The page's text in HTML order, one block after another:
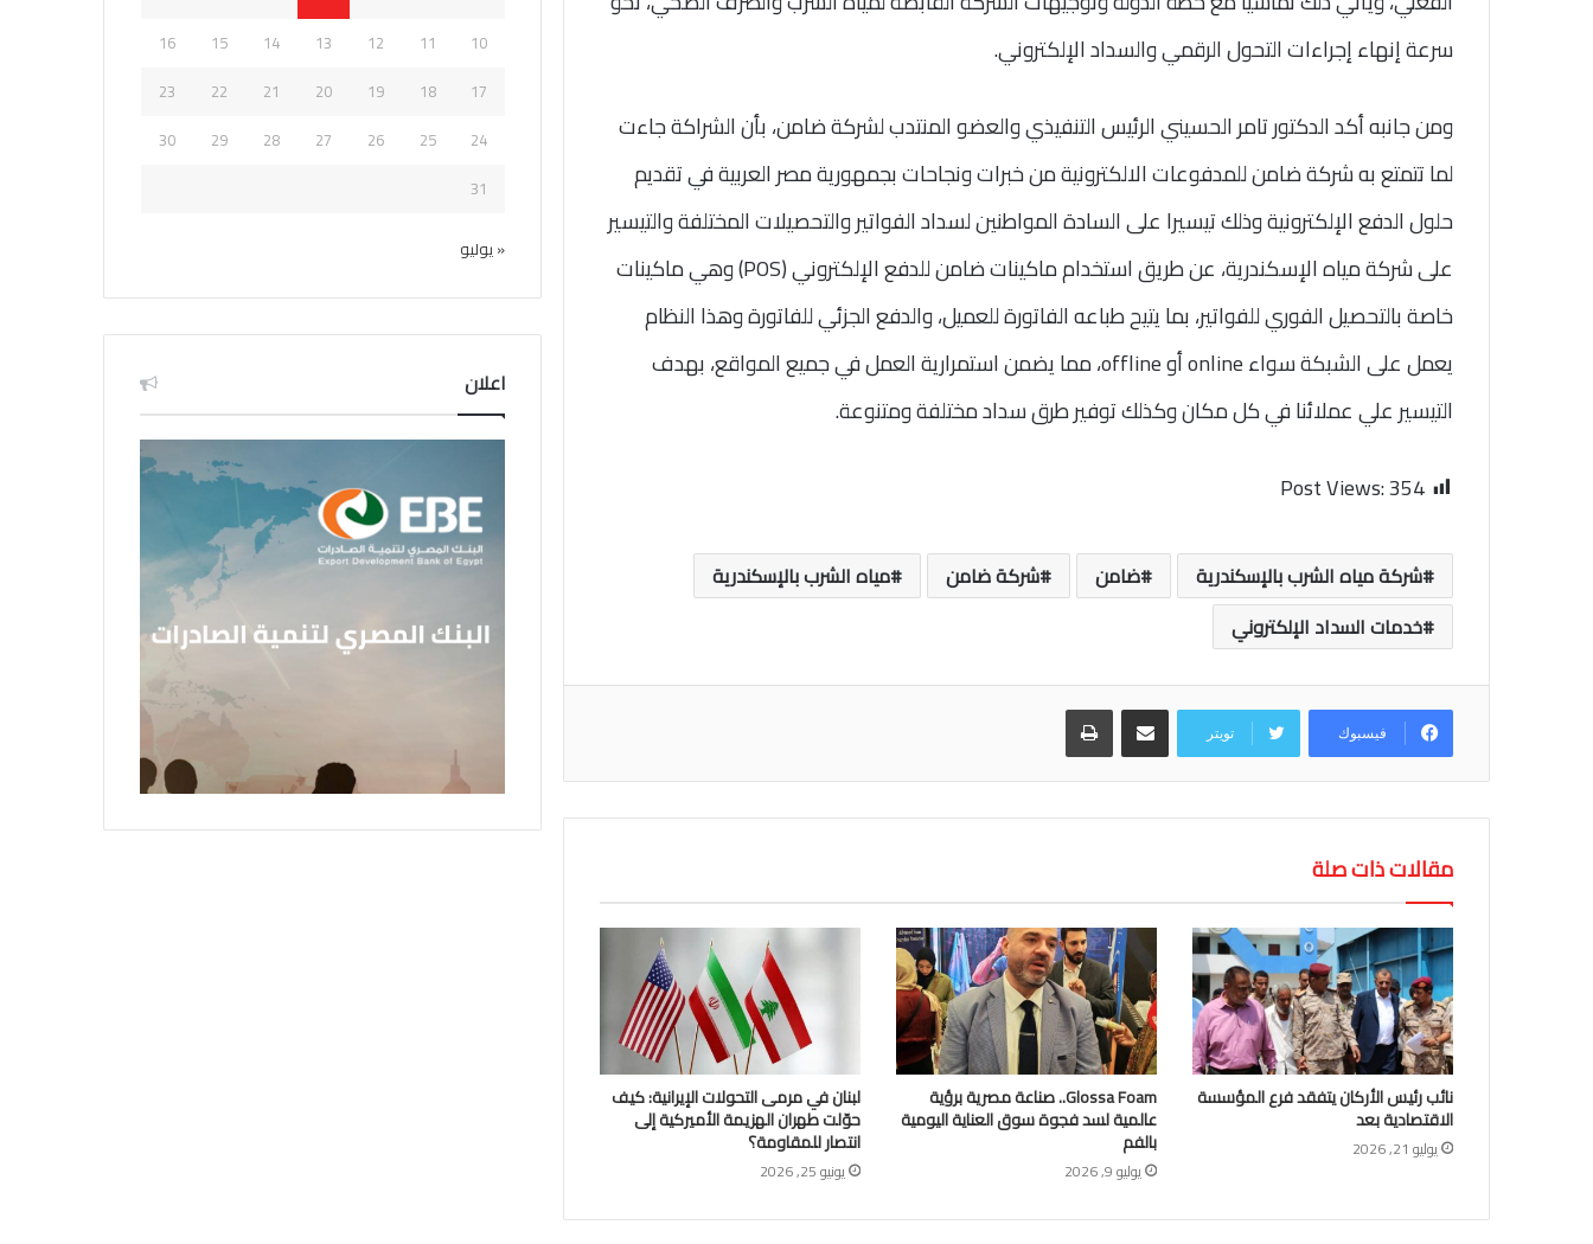
سرعة إنهاء إجراءات التحول الرقمي والسداد الإلكتروني.
ومن جانبه أكد الدكتور تامر الحسيني الرئيس التنفيذي والعضو المنتدب لشركة ضامن، بأن الشراكة جاءت
لما تتمتع به شركة ضامن للمدفوعات الالكترونية من خبرات ونجاحات بجمهورية مصر العربية في تقديم
حلول الدفع الإلكترونية وذلك تيسيرا على السادة المواطنين لسداد الفواتير والتحصيلات المختلفة والتيسير
على شركة مياه الإسكندرية، عن طريق استخدام ماكينات ضامن للدفع الإلكتروني (POS) وهي ماكينات
خاصة بالتحصيل الفوري للفواتير، بما يتيح طباعه الفاتورة للعميل، والدفع الجزئي للفاتورة وهذا النظام
يعمل على الشبكة سواء online أو offline، مما يضمن استمرارية العمل في جميع المواقع، بهدف
التيسير علي عملائنا في كل مكان وكذلك توفير طرق سداد مختلفة ومتنوعة.
Post Views:354
شركة مياه الشرب بالإسكندرية ضامن شركة ضامن
مياه الشرب بالإسكندرية
خدمات السداد الإلكتروني
فيسبوك تويتر
مقالات ذات صلة
نائب رئيس الأركان يتفقد فرع المؤسسة
الاقتصادية بعد
يوليو 21, 2026
Glossa Foam.. صناعة مصرية برؤية
عالمية لسد فجوة سوق العناية اليومية
بالفم
يوليو 9, 2026
لبنان في مرمى التحولات الإيرانية: كيف
حوّلت طهران الهزيمة الأميركية إلى
انتصار للمقاومة؟
يونيو 25, 2026
10
11
12
13
14
15
16
17
18
19
20
21
22
23
24
25
26
27
28
29
30
31
« يوليو
اعلان